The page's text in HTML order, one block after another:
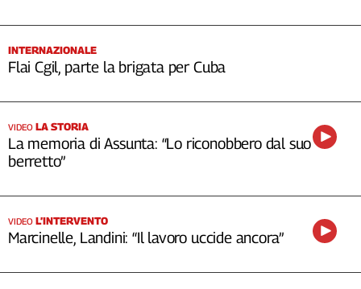
INTERNAZIONALE
Flai Cgil, parte la brigata per Cuba
VIDEO LA STORIA
La memoria di Assunta: “Lo riconobbero dal suo
berretto”
VIDEO L’INTERVENTO
Marcinelle, Landini: “Il lavoro uccide ancora”